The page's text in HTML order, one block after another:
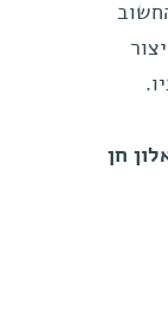
החשוב
חן